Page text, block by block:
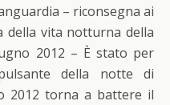
– riconsegna ai
vita notturna della
2012 – È stato per
della notte di
2012 torna a battere il